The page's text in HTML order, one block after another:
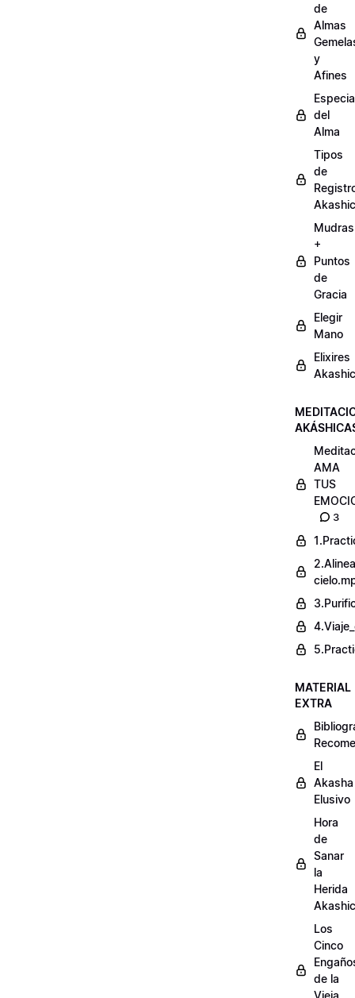
de
Almas
y
Afines
del
Alma
Tipos
de
Mudras
+
Puntos
de
Gracia
Elegir
Mano
Elixires
AMA
TUS
3
MATERIAL
EXTRA
El
Akasha
Elusivo
Hora
de
Sanar
la
Herida
Los
Cinco
de la
Vieja